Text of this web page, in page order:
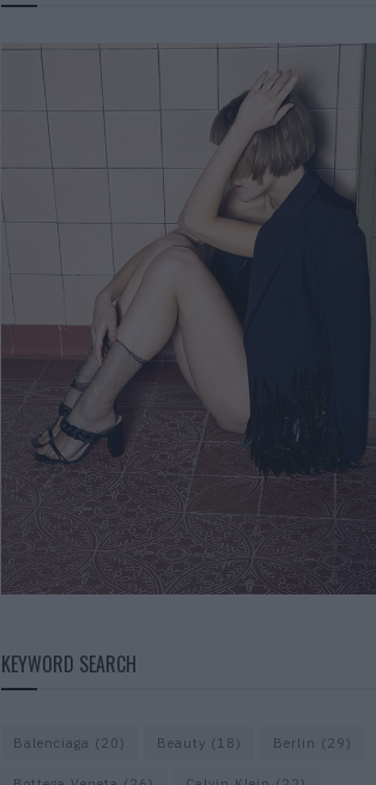
KEYWORD SEARCH
Balenciaga (20) Beauty (18) Berlin (29)